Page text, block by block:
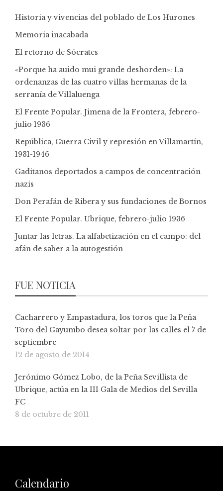
Historia y vivencias del poblado de Los Hurones
Memoria inacabada
El retorno de Sócrates
«Porque ha auido mui grande deshorden»: La
ordenanzas de las cuatro villas hermanas de la
serranía de Villaluenga
El Frente Popular. Jimena de la Frontera, febrero-
julio 1936
República, Guerra Civil y represión en Villamartín,
1931-1946
Gaditanos deportados a campos de concentración
nazis
Don Perafán de Ribera y sus fundaciones de Bornos
El Frente Popular. Ubrique, febrero-julio 1936
Juntar las letras. La alfabetización en el campo: del
afán de saber a la autogestión
FUE NOTICIA
Cacharrero y Empastadura, los toros que la Peña
Toro del Gayumbo desea soltar por las calles el 7 de
septiembre
12 de agosto de 2014
Jerónimo Gómez Lobo, de la Peña Sevillista de
Ubrique, actúa en la III Gala de Medios del Sevilla
FC
8 de octubre de 2011
Calendario